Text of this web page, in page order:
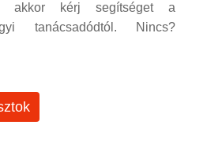
akkor kérj segítséget a
tanácsadódtól. Nincs?